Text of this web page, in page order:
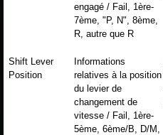
engagé / Fail, 1ère-
7ème, "P, N", 8ème,
R, autre que R
Shift Lever
Position
Informations
relatives à la position
du levier de
changement de
vitesse / Fail, 1ère-
5ème, 6ème/B, D/M,